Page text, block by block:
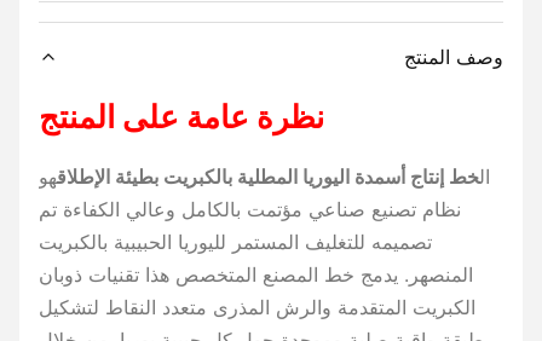
وصف المنتج
نظرة عامة على المنتج
خط إنتاج أسمدة اليوريا المطلية بالكبريت بطيئة الإطلاقهو
نظام تصنيع صناعي مؤتمت بالكامل وعالي الكفاءة تم
تصميمه للتغليف المستمر لليوريا الحبيبية بالكبريت
المنصهر. يدمج خط المصنع المتخصص هذا تقنيات ذوبان
الكبريت المتقدمة والرش المذرى متعدد النقاط لتشكيل